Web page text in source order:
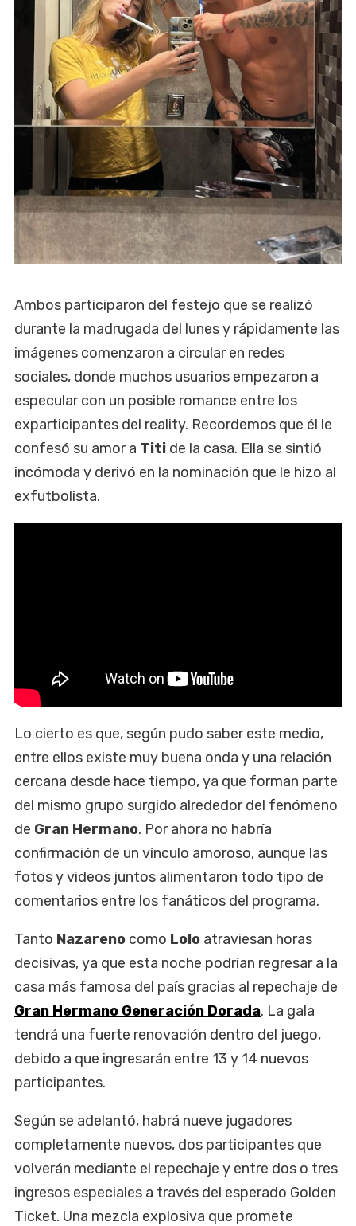
Ambos participaron del festejo que se realizó
durante la madrugada del lunes y rápidamente las
imágenes comenzaron a circular en redes
sociales, donde muchos usuarios empezaron a
especular con un posible romance entre los
exparticipantes del reality. Recordemos que él le
confesó su amor a Titi de la casa. Ella se sintió
incómoda y derivó en la nominación que le hizo al
exfutbolista.
Lo cierto es que, según pudo saber este medio,
entre ellos existe muy buena onda y una relación
cercana desde hace tiempo, ya que forman parte
del mismo grupo surgido alrededor del fenómeno
de Gran Hermano. Por ahora no habría
confirmación de un vínculo amoroso, aunque las
fotos y videos juntos alimentaron todo tipo de
comentarios entre los fanáticos del programa.
Tanto Nazareno como Lolo atraviesan horas
decisivas, ya que esta noche podrían regresar a la
casa más famosa del país gracias al repechaje de
Gran Hermano Generación Dorada. La gala
tendrá una fuerte renovación dentro del juego,
debido a que ingresarán entre 13 y 14 nuevos
participantes.
Según se adelantó, habrá nueve jugadores
completamente nuevos, dos participantes que
volverán mediante el repechaje y entre dos o tres
ingresos especiales a través del esperado Golden
Ticket. Una mezcla explosiva que promete